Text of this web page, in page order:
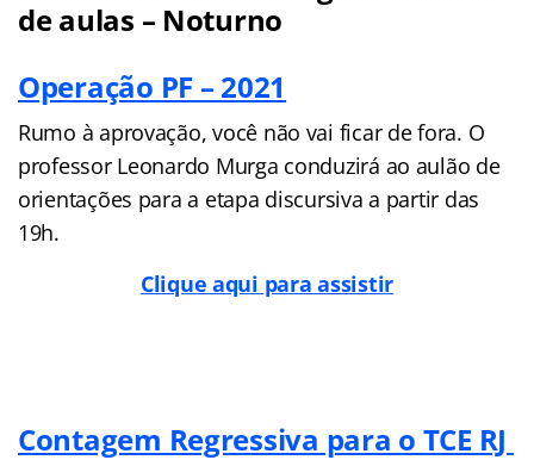
de aulas – Noturno
Operação PF – 2021
Rumo à aprovação, você não vai ficar de fora. O
professor Leonardo Murga conduzirá ao aulão de
orientações para a etapa discursiva a partir das
19h.
Clique aqui para assistir
Contagem Regressiva para o TCE RJ